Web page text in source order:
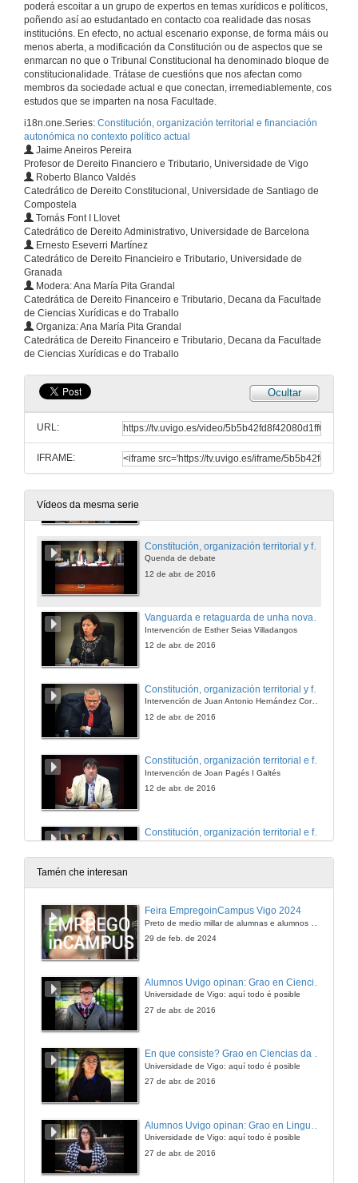
poderá escoitar a un grupo de expertos en temas xurídicos e políticos,
poñendo así ao estudantado en contacto coa realidade das nosas
institucións. En efecto, no actual escenario exponse, de forma máis ou
menos aberta, a modificación da Constitución ou de aspectos que se
enmarcan no que o Tribunal Constitucional ha denominado bloque de
constitucionalidade. Trátase de cuestións que nos afectan como
membros da sociedade actual e que conectan, irremediablemente, cos
estudos que se imparten na nosa Facultade.
i18n.one.Series: Constitución, organización territorial e financiación
autonómica no contexto político actual
Jaime Aneiros Pereira
Profesor de Dereito Financiero e Tributario, Universidade de Vigo
Roberto Blanco Valdés
Catedrático de Dereito Constitucional, Universidade de Santiago de
Compostela
Tomás Font I Llovet
Catedrático de Dereito Administrativo, Universidade de Barcelona
Ernesto Eseverri Martínez
Catedrático de Dereito Financieiro e Tributario, Universidade de
Granada
Modera: Ana María Pita Grandal
Catedrática de Dereito Financeiro e Tributario, Decana da Facultade
de Ciencias Xurídicas e do Traballo
Organiza: Ana María Pita Grandal
Catedrática de Dereito Financeiro e Tributario, Decana da Facultade
de Ciencias Xurídicas e do Traballo
Ocultar
URL:
IFRAME:
Vídeos da mesma serie
Intervención de Roberto Luis Blanco Valdés
12 de abr. de 2016
Constitución, organización territorial y financiación autonómica en el contexto político actual
Intervención de Tomás Font I Llovet
12 de abr. de 2016
Constitución, organización territorial y financiación autonómica en el contexto político actual
Constitución, organización territorial y financiación autonómica en el contexto político actual
Quenda de debate
12 de abr. de 2016
Vanguarda e retaguarda de unha nova organización territorial do estado español
Intervención de Esther Seias Villadangos
12 de abr. de 2016
Constitución, organización territorial y financiación autonómica en el contexto político actual
Intervención de Juan Antonio Hernández Corchete
12 de abr. de 2016
Constitución, organización territorial e financiación autonómica no contexto político actual
Intervención de Joan Pagés I Galtés
12 de abr. de 2016
Constitución, organización territorial e financiación autonómica no contexto político actual
Quenda de debate
12 de abr. de 2016
Tamén che interesan
Feira EmpregoinCampus Vigo 2024
29 de feb. de 2024
Universidade de Vigo: aquí todo é posible
27 de abr. de 2016
En que consiste? Grao en Ciencias da Linguaxe e Estudos Literarios
Universidade de Vigo: aquí todo é posible
27 de abr. de 2016
Universidade de Vigo: aquí todo é posible
27 de abr. de 2016